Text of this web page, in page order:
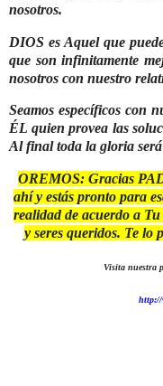
nosotros.
DIOS es Aquel que
que son infinitamente
nosotros con nuestro
Seamos específicos con
ÉL quien provea las
Al final toda la gloria
OREMOS: Gracias
ahí y estás pronto para
realidad de acuerdo a
y seres queridos. Te lo
Visita nuestra
http://